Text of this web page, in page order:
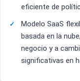
eficiente de
Modelo SaaS
basada en la
negocio y a
significativas en